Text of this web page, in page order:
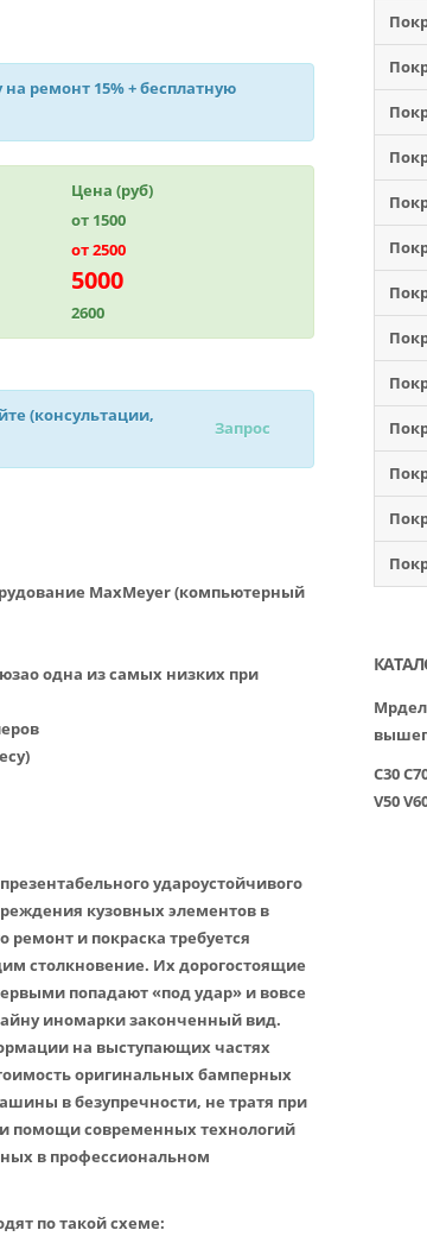
на ремонт 15%+ бесплатную
Цена (руб)
от 1500
от 2500
5000
2600
(консультации,
Запрос
MaxMeyer (компьютерный
одна из самых низких при
удароустойчивого
кузовных элементов в
ремонт и покраска требуется
столкновение. Их дорогостоящие
попадают «под удар» и вовсе
иномарки законченный вид.
на выступающих частях
оригинальных бамперных
в безупречности, не тратя при
помощи современных технологий
в профессиональном
по такой схеме:
C30
V50